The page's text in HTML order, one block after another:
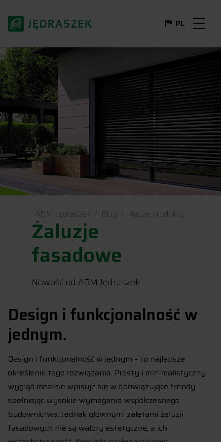
PL
IT
ABM Jędraszek Blog Nasze produkty
Żaluzje
fasadowe
Nowość od ABM Jędraszek.
Design i funkcjonalność w
jednym.
Design i funkcjonalność w jednym – to najlepsze
określenie tego rozwiązania. Prosty i minimalistyczny
wygląd idealnie wpisuje się w obowiązujące trendy,
spełniając wysokie wymagania współczesnego
budownictwa. Jednak głównymi zaletami żaluzji
fasadowych nie są walory estetyczne, a ich